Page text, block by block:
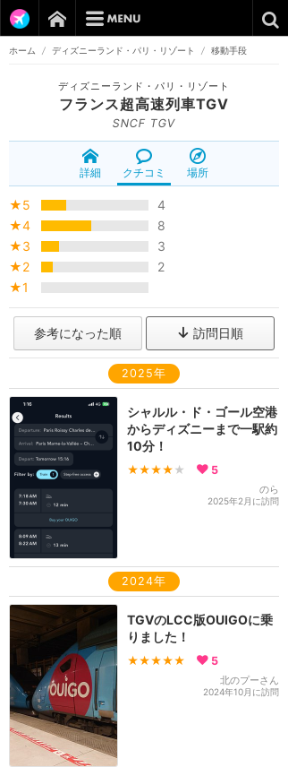
ホーム / ディズニーランド・パリ・リゾート / 移動手段
ディズニーランド・パリ・リゾート
フランス超高速列車TGV
SNCF TGV
詳細 クチコミ 場所
★5
4
★4
8
★3
3
★2
2
★1
参考になった順 訪問日順
2025年
シャルル・ド・ゴール空港
からディズニーまで一駅約
10分！
★★★★ ★ 5
のら
2025年2月に訪問
2024年
TGVのLCC版OUIGOに乗
りました！
★★★★★ 5
北のプーさん
2024年10月に訪問